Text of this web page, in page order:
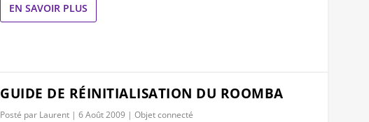
EN SAVOIR PLUS
GUIDE DE RÉINITIALISATION DU ROOMBA
Posté par Laurent |6 Août 2009 |Objet connecté